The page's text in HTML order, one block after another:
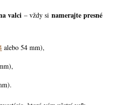
valci – vždy si namerajte presné
alebo 54 mm),